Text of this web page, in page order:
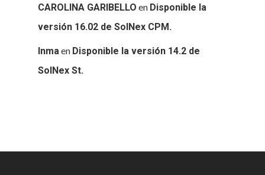
CAROLINA GARIBELLO en Disponible la
versión 16.02 de SolNex CPM.
Inmaen Disponible la versión 14.2 de
SolNex St.